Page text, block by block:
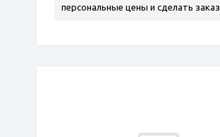
персональные цены и сделать заказ